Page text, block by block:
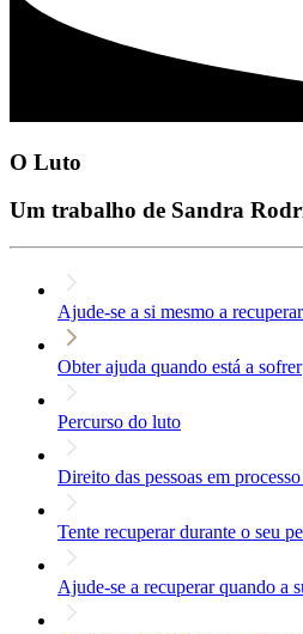
O Luto
Um trabalho de Sandra
Ajude-se a si mesmo a
Obter ajuda quando está a sofrer
Percurso do luto
Direito das pessoas em
Tente recuperar durante o seu
Ajude-se a recuperar quando a